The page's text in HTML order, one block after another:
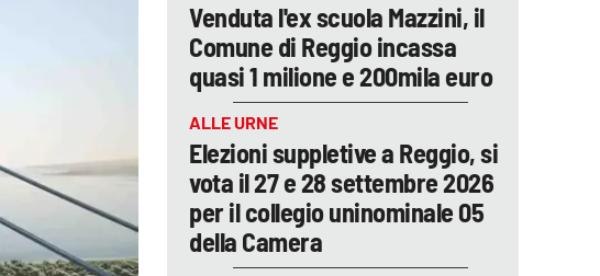
Venduta l'ex scuola Mazzini, il
Comune di Reggio incassa
quasi 1 milione e 200mila euro
ALLE URNE
Elezioni suppletive a Reggio, si
vota il 27 e 28 settembre 2026
per il collegio uninominale 05
della Camera